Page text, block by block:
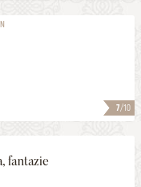
7/10
fantazie